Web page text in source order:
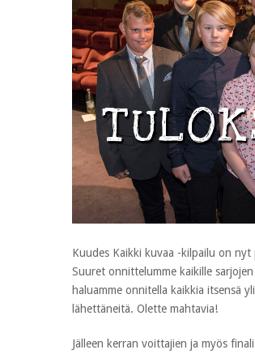
Kuudes Kaikki kuvaa -kilpailu on
Suuret onnittelumme kaikille
haluamme onnitella kaikkia itsensä
lähettäneitä. Olette mahtavia!
Jälleen kerran voittajien ja myös